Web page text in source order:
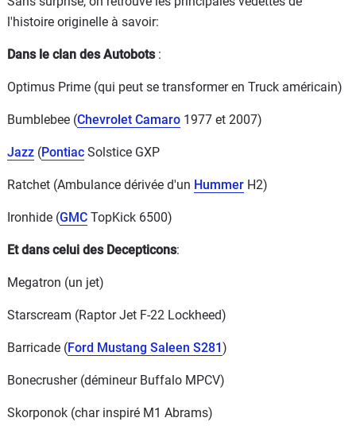
l'histoire originelle à savoir:
Dans le clan des Autobots:
Optimus Prime (qui peut se transformer en Truck américain)
Bumblebee (Chevrolet Camaro 1977 et 2007)
Jazz (Pontiac Solstice GXP
Ratchet (Ambulance dérivée d'un Hummer H2)
Ironhide (GMC TopKick 6500)
Et dans celui des Decepticons:
Megatron (un jet)
Starscream (Raptor Jet F-22 Lockheed)
Barricade (Ford Mustang Saleen S281)
Bonecrusher (démineur Buffalo MPCV)
Skorponok (char inspiré M1 Abrams)